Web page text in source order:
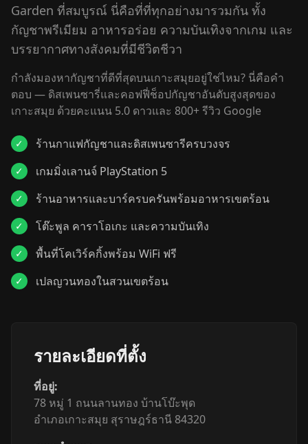
Garden ที่สมบูรณ์ นี่คือที่ที่ทุกอย่างมารวมกัน ทั้ง
กัญชาพรีเมียม อาหารอร่อย ความบันเทิงจากเกม และ
บรรยากาศทางสังคมที่มีชีวิตชีวา
กำลังมองหากัญชาที่ดีที่สุดบนเกาะสมุยอยู่ใช่ไหม? นี่คือคำ
ตอบ — ดิสเพนซารี่และคอฟฟี่ช็อปกัญชาอันดับสูงสุดของ
เกาะสมุย ด้วยคะแนน 5.0 ดาวและ 800+ รีวิว Google
✓ ร้านกาแฟกัญชาและดิสเพนซารีครบวงจร
✓ เกมมิ่งเลานจ์ PlayStation 5
✓ ร้านอาหารและบาร์ครบครันพร้อมอาหารเขตร้อน
✓ โต๊ะพูล คาราโอเกะ และความบันเทิง
✓ พื้นที่โคเวิร์คกิ้งพร้อม WiFi ฟรี
✓ เปลญวนทองในสวนเขตร้อน
รายละเอียดที่ตั้ง
ที่อยู่:
78 หมู่ 1 ถนนลานทอง บ้านโบ๊ะพุด
อำเภอเกาะสมุย สุราษฎร์ธานี 84320